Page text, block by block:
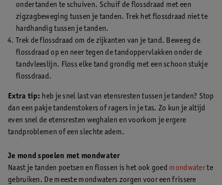
ondertanden te schuiven. Schuif de flossdraad met een
zigzagbeweging tussen je tanden. Trek het flossdraad niet te
hardhandig tussen je tanden.
Trek de flossdraad om de zijkanten van je tand. Beweeg de
flossdraad op en neer tegen de tandoppervlakken onder de
tandvleeslijn. Floss elke tand grondig met een schoon stukje
flossdraad.
Extra tip: heb je snel last van etensresten tussen je tanden? Stop
dan een pakje tandenstokers of ragers in je tas. Zo kun je altijd
even snel de etensresten weghalen en voorkom je ergere
tandproblemen of een slechte adem.
Je mond spoelen met mondwater
Naast je tanden poetsen en flossen is het ook goed mondwaterte
gebruiken. De meeste mondwaters zorgen voor een frissere